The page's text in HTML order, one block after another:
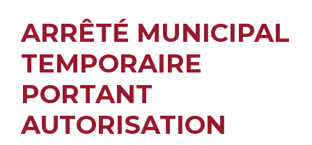
ARRÊTÉ MUNICIPAL
TEMPORAIRE
PORTANT
AUTORISATION